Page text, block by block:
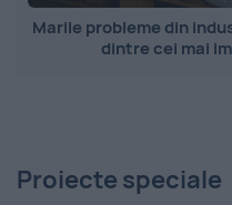
Marile probleme din
dintre cei mai
Proiecte speciale